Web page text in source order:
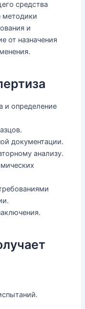
средства
методики
и
от назначения
и определение
документации.
анализу.